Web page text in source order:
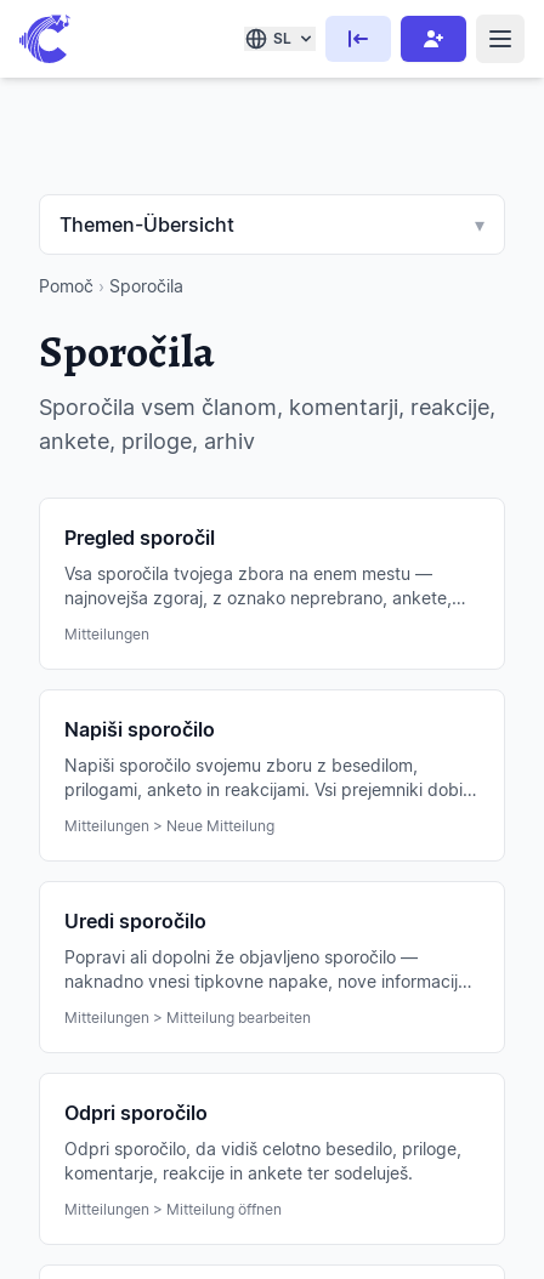
SL
Themen-Übersicht ▾
Pomoč › Sporočila
Sporočila
Sporočila vsem članom, komentarji, reakcije,
ankete, priloge, arhiv
Pregled sporočil
Vsa sporočila tvojega zbora na enem mestu —
najnovejša zgoraj, z oznako neprebrano, ankete,
Mitteilungen
Napiši sporočilo
Napiši sporočilo svojemu zboru z besedilom,
prilogami, anketo in reakcijami. Vsi prejemniki dobijo
Mitteilungen > Neue Mitteilung
Uredi sporočilo
Popravi ali dopolni že objavljeno sporočilo —
naknadno vnesi tipkovne napake, nove informacije
Mitteilungen > Mitteilung bearbeiten
Odpri sporočilo
Odpri sporočilo, da vidiš celotno besedilo, priloge,
komentarje, reakcije in ankete ter sodeluješ.
Mitteilungen > Mitteilung öffnen